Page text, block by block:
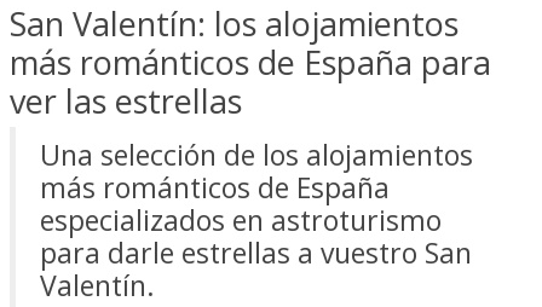
San Valentín: los alojamientos
más románticos de España para
ver las estrellas
Una selección de los alojamientos
más románticos de España
especializados en astroturismo
para darle estrellas a vuestro San
Valentín.